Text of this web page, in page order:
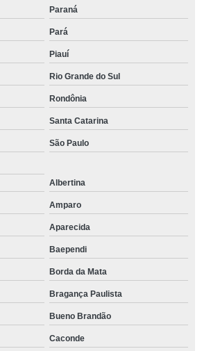
Paraná
Pará
Piauí
Rio Grande do Sul
Rondônia
Santa Catarina
São Paulo
Albertina
Amparo
Aparecida
Baependi
Borda da Mata
Bragança Paulista
Bueno Brandão
Caconde